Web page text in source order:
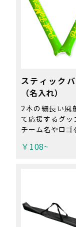
スティック
（名入れ）
2本の細長い風
て応援するグッ
チーム名やロゴ
観戦やイベント
可。
￥108~